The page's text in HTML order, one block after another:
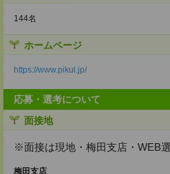
144名
ホームページ
https://www.pikul.jp/
応募・選考について
面接地
※面接は現地・梅田支店・WEB
梅田支店